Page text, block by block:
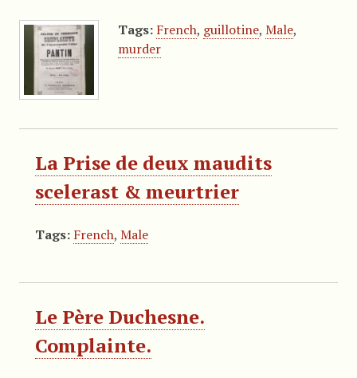
Tags: French, guillotine, Male,
murder
La Prise de deux maudits
scelerast & meurtrier
Tags: French, Male
Le Père Duchesne.
Complainte.